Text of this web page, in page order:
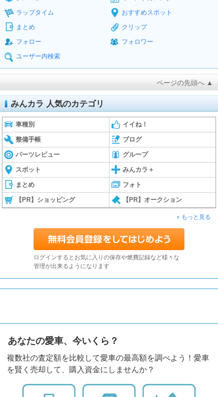
ラップタイム
おすすめスポット
まとめ
クリップ
フォロー
フォロワー
ユーザー内検索
ページの先頭へ ▲
みんカラ 人気のカテゴリ
車種別 イイね！
整備手帳 ブログ
パーツレビュー グループ
スポット みんカラ＋
まとめ フォト
【PR】ショッピング 【PR】オークション
もっと見る
ログインするとお気に入りの保存や燃費記録など様々な
管理が出来るようになります
あなたの愛車、今いくら？
複数社の査定額を比較して愛車の最高額を調べよう！愛車
を賢く売却して、購入資金にしませんか？